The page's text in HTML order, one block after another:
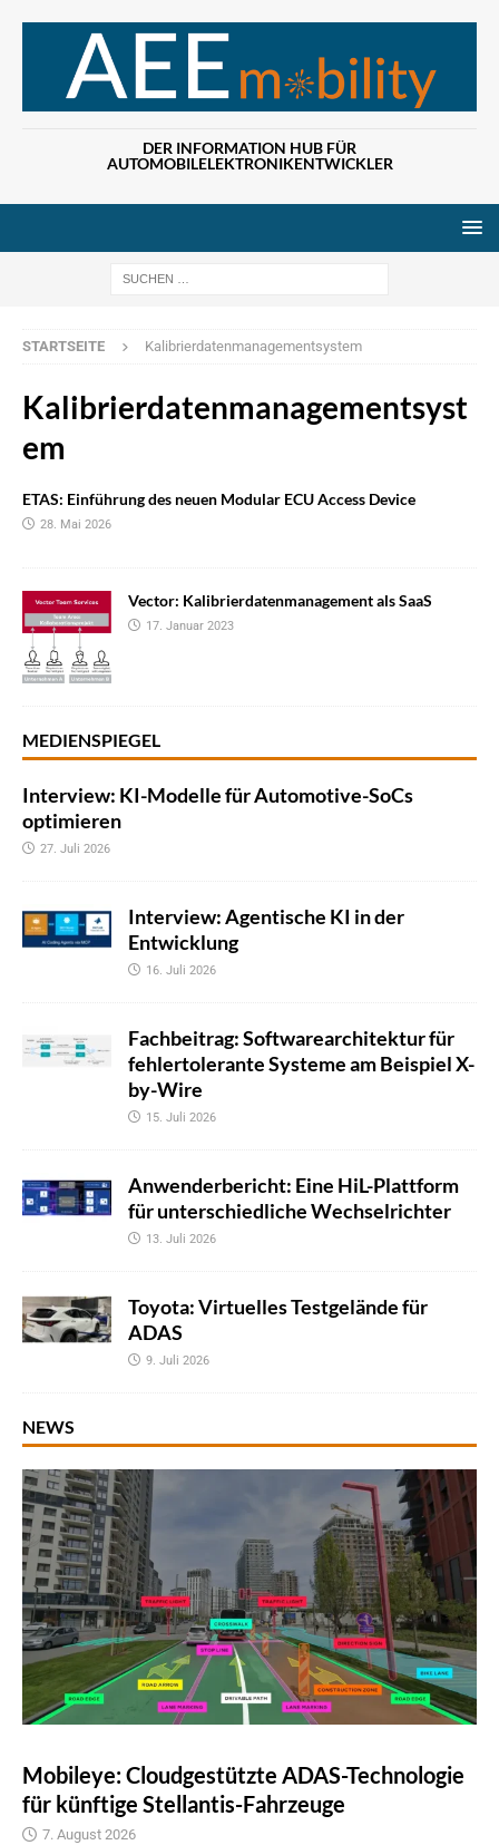
DER INFORMATION HUB FÜR
AUTOMOBILELEKTRONIKENTWICKLER
STARTSEITE Kalibrierdatenmanagementsystem
Kalibrierdatenmanagementsyst
em
ETAS: Einführung des neuen Modular ECU Access Device
28. Mai 2026
Vector: Kalibrierdatenmanagement als SaaS
17. Januar 2023
MEDIENSPIEGEL
Interview: KI-Modelle für Automotive-SoCs
optimieren
27. Juli 2026
Interview: Agentische KI in der
Entwicklung
16. Juli 2026
Fachbeitrag: Softwarearchitektur für
fehlertolerante Systeme am Beispiel X-
by-Wire
15. Juli 2026
Anwenderbericht: Eine HiL-Plattform
für unterschiedliche Wechselrichter
13. Juli 2026
Toyota: Virtuelles Testgelände für
ADAS
9. Juli 2026
NEWS
Mobileye: Cloudgestützte ADAS-Technologie
für künftige Stellantis-Fahrzeuge
7. August 2026